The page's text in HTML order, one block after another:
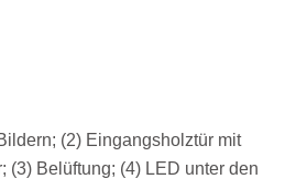
(2) Eingangsholztür mit
(3) Belüftung; (4) LED unter den